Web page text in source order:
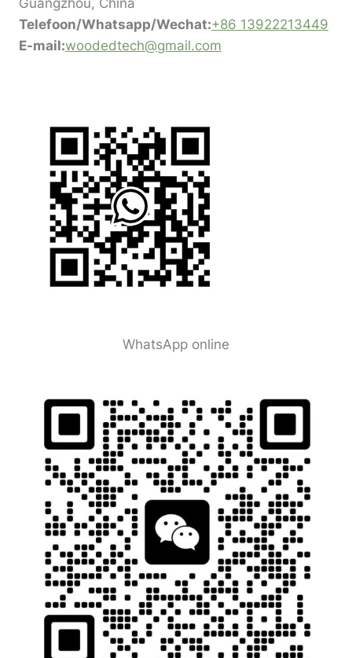
Guangzhou, China
Telefoon/Whatsapp/Wechat:+86 13922213449
E-mail:woodedtech@gmail.com
WhatsApp online